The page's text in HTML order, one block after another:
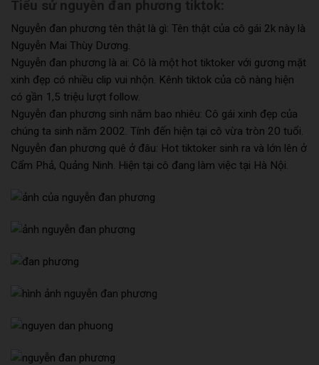
Tiểu sử nguyễn đan phương tiktok:
Nguyễn đan phương tên thật là gì: Tên thật của cô gái 2k này là
Nguyễn Mai Thùy Dương.
Nguyễn đan phương là ai: Cô là một hot tiktoker với gương mặt
xinh đẹp có nhiều clip vui nhộn. Kênh tiktok của cô nàng hiện
có gần 1,5 triệu lượt follow.
Nguyễn đan phương sinh năm bao nhiêu: Cô gái xinh đẹp của
chúng ta sinh năm 2002. Tính đến hiện tại cô vừa tròn 20 tuổi.
Nguyễn đan phương quê ở đâu: Hot tiktoker sinh ra và lớn lên ở
Cẩm Phả, Quảng Ninh. Hiện tại cô đang làm việc tại Hà Nội.